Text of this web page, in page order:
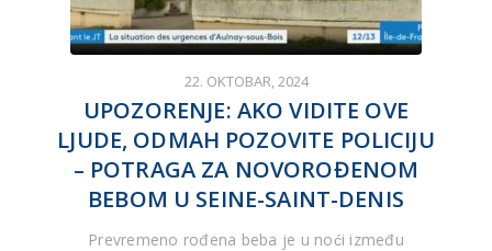
22. OKTOBAR, 2024
UPOZORENJE: AKO VIDITE OVE
LJUDE, ODMAH POZOVITE POLICIJU
– POTRAGA ZA NOVOROĐENOM
BEBOM U SEINE-SAINT-DENIS
Prevremeno rođena beba je u noći između